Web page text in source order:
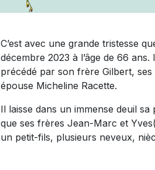
C’est avec une grande tristesse
décembre 2023 à l’âge de 66
précédé par son frère Gilbert,
épouse Micheline Racette.
Il laisse dans un immense deuil
que ses frères Jean-Marc et
un petit-fils, plusieurs neveux,